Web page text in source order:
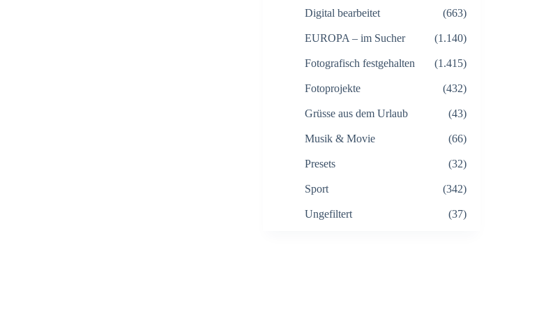
Digital bearbeitet (663)
EUROPA – im Sucher (1.140)
Fotografisch festgehalten (1.415)
Fotoprojekte (432)
Grüsse aus dem Urlaub (43)
Musik & Movie (66)
Presets (32)
Sport (342)
Ungefiltert (37)